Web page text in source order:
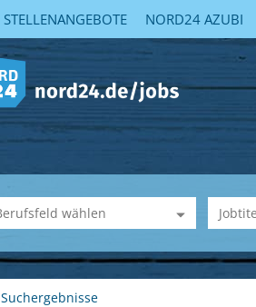
STELLENANGEBOTE NORD24 AZUBI
Suchergebnisse